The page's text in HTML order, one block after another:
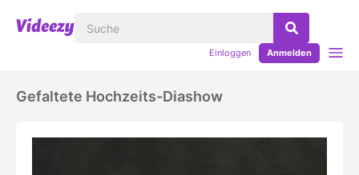
Einloggen Anmelden
Gefaltete Hochzeits-Diashow